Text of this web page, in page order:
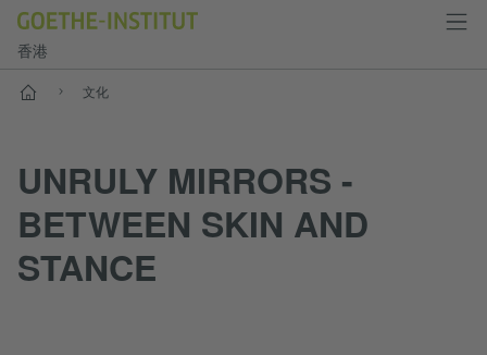
香港
首頁 文化
UNRULY MIRRORS -
BETWEEN SKIN AND
STANCE